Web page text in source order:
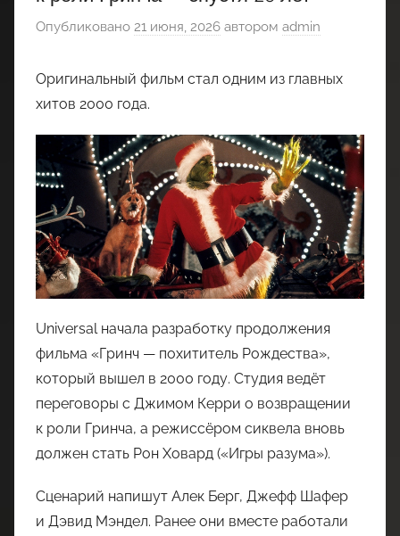
Опубликовано 21 июня, 2026 автором admin
Оригинальный фильм стал одним из главных
хитов 2000 года.
Universal начала разработку продолжения
фильма «Гринч — похититель Рождества»,
который вышел в 2000 году. Студия ведёт
переговоры с Джимом Керри о возвращении
к роли Гринча, а режиссёром сиквела вновь
должен стать Рон Ховард («Игры разума»).
Сценарий напишут Алек Берг, Джефф Шафер
и Дэвид Мэндел. Ранее они вместе работали